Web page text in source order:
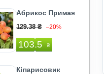
Абрикос Примая
129.38 ₴ –20%
103.5 ₴
Кіпарисовик